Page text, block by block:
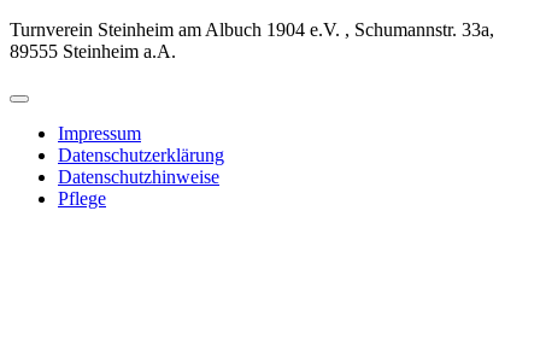
Turnverein Steinheim am Albuch 1904 e.V. , Schumannstr. 33a,
89555 Steinheim a.A.
Impressum
Datenschutzerklärung
Datenschutzhinweise
Pflege